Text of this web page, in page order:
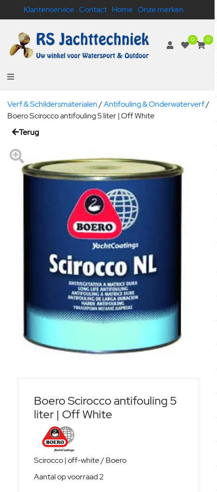
Klantenservice Contact Home Onze merken
0 0
Verf & Schildersmaterialen/Antifouling & Onderwaterverf/
Boero Scirocco antifouling 5 liter | Off White
Terug
Boero Scirocco antifouling 5
liter | Off White
Scirocco | off-white / Boero
Aantal op voorraad 2